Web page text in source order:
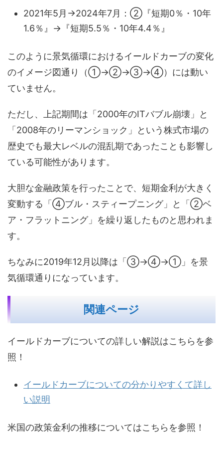
2021年5月→2024年7月：②『短期0％・10年
1.6％』→『短期5.5％・10年4.4％』
このように景気循環におけるイールドカーブの変化
のイメージ図通り（①→②→③→④）には動い
ていません。
ただし、上記期間は「2000年のITバブル崩壊」と
「2008年のリーマンショック」という株式市場の
歴史でも最大レベルの混乱期であったことも影響し
ている可能性があります。
大胆な金融政策を行ったことで、短期金利が大きく
変動する「④ブル・スティープニング」と「②ベ
ア・フラットニング」を繰り返したものと思われま
す。
ちなみに2019年12月以降は「③→④→①」を景
気循環通りになっています。
関連ページ
イールドカーブについての詳しい解説はこちらを参
照！
イールドカーブについての分かりやすくて詳し
い説明
米国の政策金利の推移についてはこちらを参照！